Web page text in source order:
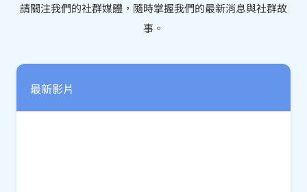
請關注我們的社群媒體，隨時掌握我們的最新消息與社群故
事。
最新影片